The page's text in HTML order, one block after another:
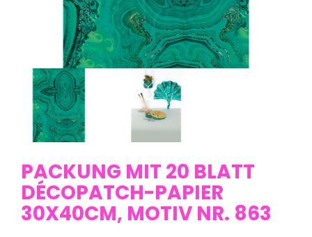
PACKUNG MIT 20 BLATT
DÉCOPATCH-PAPIER
30X40CM, MOTIV NR. 863